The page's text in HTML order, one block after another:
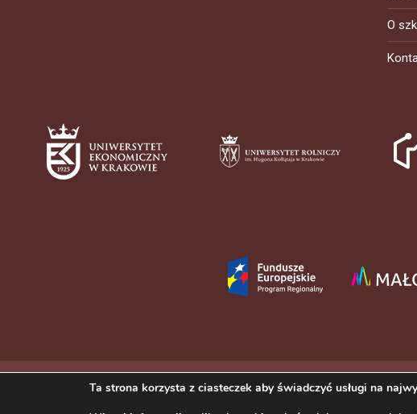
O
Copyright © 2023 III Liceum Ogólnokształcące im. Adama
Ta strona korzysta z ciasteczek aby świadczyć usługi na